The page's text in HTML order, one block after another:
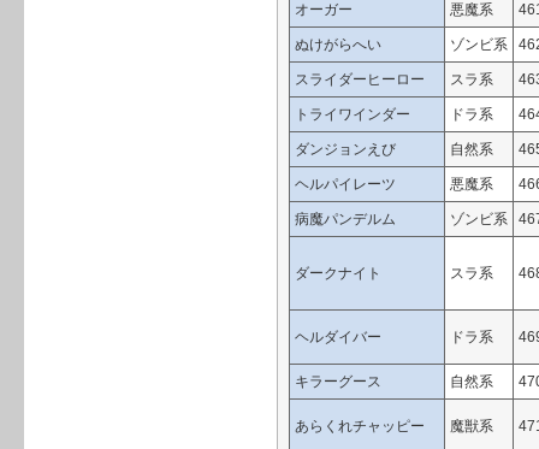
オーガー 悪魔系
ぬけがらへい ゾンビ系
スライダーヒーロー スラ系
トライワインダー ドラ系
ダンジョンえび 自然系
ヘルパイレーツ 悪魔系
病魔パンデルム ゾンビ系
ダークナイト スラ系
ヘルダイバー ドラ系
キラーグース 自然系
あらくれチャッピー 魔獣系